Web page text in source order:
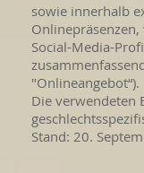
sowie innerhalb
Social-Media-
"Onlineangebot“).
Die verwendeten
Stand: 20.